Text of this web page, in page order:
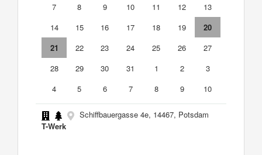
7
8 9 10 11 12
13
14
15 16 17 18 19
20
21
22 23 24 25 26
27
28
29 30 31 1 2
3
4
5 6 7 8 9 10
Schiffbauergasse 4e, 14467, Potsdam
T-Werk